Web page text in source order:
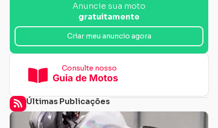
Anuncie sua moto
gratuitamente
Criar meu anuncio agora
Consulte nosso
Guia de Motos
Últimas Publicações